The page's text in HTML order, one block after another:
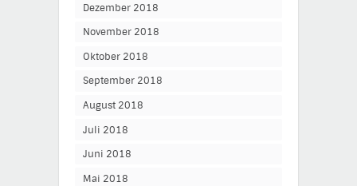
Dezember 2018
November 2018
Oktober 2018
September 2018
August 2018
Juli 2018
Juni 2018
Mai 2018